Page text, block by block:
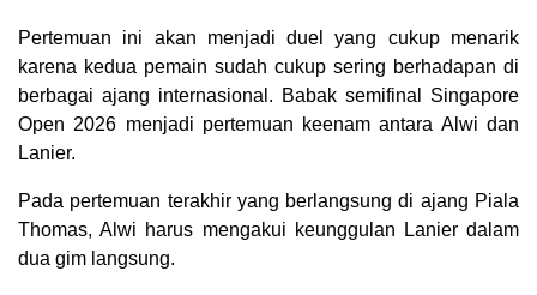
Pertemuan ini akan menjadi duel yang cukup menarik
karena kedua pemain sudah cukup sering berhadapan di
berbagai ajang internasional. Babak semifinal Singapore
Open 2026 menjadi pertemuan keenam antara Alwi dan
Lanier.
Pada pertemuan terakhir yang berlangsung di ajang Piala
Thomas, Alwi harus mengakui keunggulan Lanier dalam
dua gim langsung.